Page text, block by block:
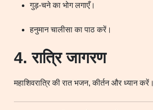
गुड़-चने का भोग लगाएँ।
हनुमान चालीसा का पाठ करें।
4. रात्रि जागरण
महाशिवरात्रि की रात भजन, कीर्तन और ध्यान करें।